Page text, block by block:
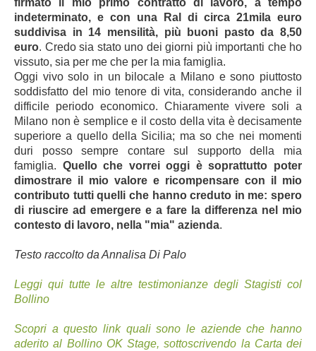
indeterminato, e con una Ral di circa 21mila euro
suddivisa in 14 mensilità, più buoni pasto da 8,50
euro. Credo sia stato uno dei giorni più importanti che ho
vissuto, sia per me che per la mia famiglia.
Oggi vivo solo in un bilocale a Milano e sono piuttosto
soddisfatto del mio tenore di vita, considerando anche il
difficile periodo economico. Chiaramente vivere soli a
Milano non è semplice e il costo della vita è decisamente
superiore a quello della Sicilia; ma so che nei momenti
duri posso sempre contare sul supporto della mia
famiglia. Quello che vorrei oggi è soprattutto poter
dimostrare il mio valore e ricompensare con il mio
contributo tutti quelli che hanno creduto in me: spero
di riuscire ad emergere e a fare la differenza nel mio
contesto di lavoro, nella "mia" azienda.
Testo raccolto da Annalisa Di Palo
Leggi qui tutte le altre testimonianze degli Stagisti col
Bollino
Scopri a questo link quali sono le aziende che hanno
aderito al Bollino OK Stage, sottoscrivendo la Carta dei